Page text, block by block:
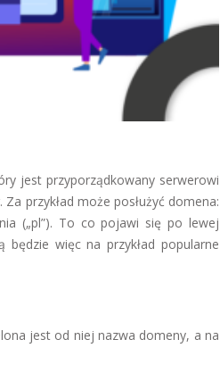
jest przyporządkowany serwerowi
przykład może posłużyć domena:
(„pl”). To co pojawi się po lewej
więc na przykład popularne
jest od niej nazwa domeny, a na